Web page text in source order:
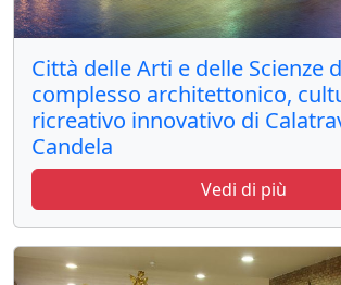
Città delle Arti e delle Scienze
complesso architettonico,
ricreativo innovativo di
Candela
Vedi di più